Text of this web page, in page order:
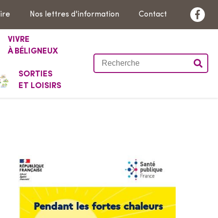
Nos lettres d'information Contact
F
e
b
VIVRE
À BÉLIGNEUX
SORTIES
ET LOISIRS
e
s
u